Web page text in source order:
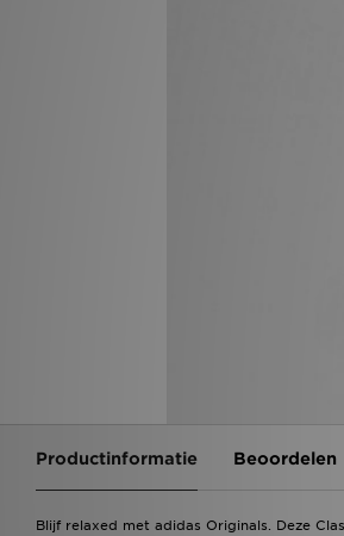
Productinformatie Beoordelen
Blijf relaxed met adidas Originals. Deze